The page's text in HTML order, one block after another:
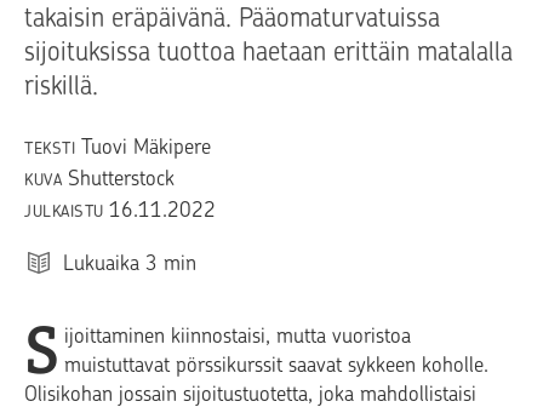
takaisin eräpäivänä. Pääomaturvatuissa
sijoituksissa tuottoa haetaan erittäin matalalla
riskillä.
TEKSTI Tuovi Mäkipere
KUVA Shutterstock
JULKAISTU 16.11.2022
Lukuaika 3 min
S ijoittaminen kiinnostaisi, mutta vuoristoa
muistuttavat pörssikurssit saavat sykkeen koholle.
Olisikohan jossain sijoitustuotetta, joka mahdollistaisi